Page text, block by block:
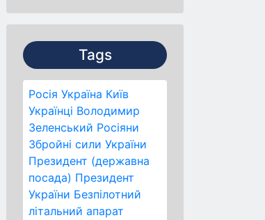
Tags
Росія Україна Київ
Українці Володимир
Зеленський Росіяни
Збройні сили України
Президент (державна
посада) Президент
України Безпілотний
літальний апарат